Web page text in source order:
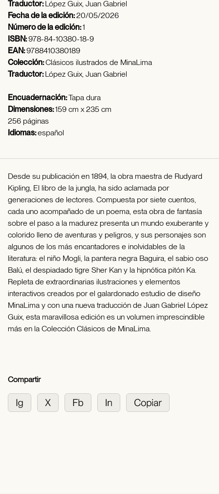
Traductor:López Guix, Juan Gabriel
Fecha de la edición:20/05/2026
Número de la edición:1
ISBN:978-84-10380-18-9
EAN:9788410380189
Colección:Clásicos ilustrados de MinaLima
Traductor:López Guix, Juan Gabriel
Encuadernación:Tapa dura
Dimensiones:159 cm x 235 cm
256 páginas
Idiomas:español
Desde su publicación en 1894, la obra maestra de Rudyard
Kipling, El libro de la jungla, ha sido aclamada por
generaciones de lectores. Compuesta por siete cuentos,
cada uno acompañado de un poema, esta obra de fantasía
sobre el paso a la madurez presenta un mundo exuberante y
colorido lleno de aventuras y peligros, y sus personajes son
algunos de los más encantadores e inolvidables de la
literatura: el niño Mogli, la pantera negra Baguira, el sabio oso
Balú, el despiadado tigre Sher Kan y la hipnótica pitón Ka.
Repleta de extraordinarias ilustraciones y elementos
interactivos creados por el galardonado estudio de diseño
MinaLima y con una nueva traducción de Juan Gabriel López
Guix, esta maravillosa edición es un volumen imprescindible
más en la Colección Clásicos de MinaLima.
Compartir